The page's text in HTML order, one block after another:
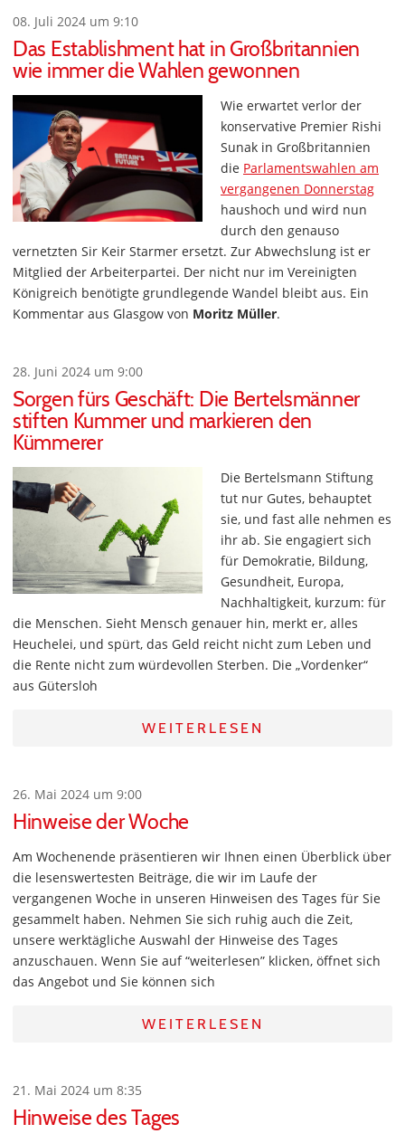
08. Juli 2024 um 9:10
Das Establishment hat in Großbritannien
wie immer die Wahlen gewonnen
Wie erwartet verlor der
konservative Premier Rishi
Sunak in Großbritannien
die Parlamentswahlen am
vergangenen Donnerstag
haushoch und wird nun
durch den genauso
vernetzten Sir Keir Starmer ersetzt. Zur Abwechslung ist er
Mitglied der Arbeiterpartei. Der nicht nur im Vereinigten
Königreich benötigte grundlegende Wandel bleibt aus. Ein
Kommentar aus Glasgow von Moritz Müller.
28. Juni 2024 um 9:00
Sorgen fürs Geschäft: Die Bertelsmänner
stiften Kummer und markieren den
Kümmerer
Die Bertelsmann Stiftung
tut nur Gutes, behauptet
sie, und fast alle nehmen es
ihr ab. Sie engagiert sich
für Demokratie, Bildung,
Gesundheit, Europa,
Nachhaltigkeit, kurzum: für
die Menschen. Sieht Mensch genauer hin, merkt er, alles
Heuchelei, und spürt, das Geld reicht nicht zum Leben und
die Rente nicht zum würdevollen Sterben. Die „Vordenker“
aus Gütersloh
WEITERLESEN
26. Mai 2024 um 9:00
Hinweise der Woche
Am Wochenende präsentieren wir Ihnen einen Überblick über
die lesenswertesten Beiträge, die wir im Laufe der
vergangenen Woche in unseren Hinweisen des Tages für Sie
gesammelt haben. Nehmen Sie sich ruhig auch die Zeit,
unsere werktägliche Auswahl der Hinweise des Tages
anzuschauen. Wenn Sie auf “weiterlesen” klicken, öffnet sich
das Angebot und Sie können sich
WEITERLESEN
21. Mai 2024 um 8:35
Hinweise des Tages